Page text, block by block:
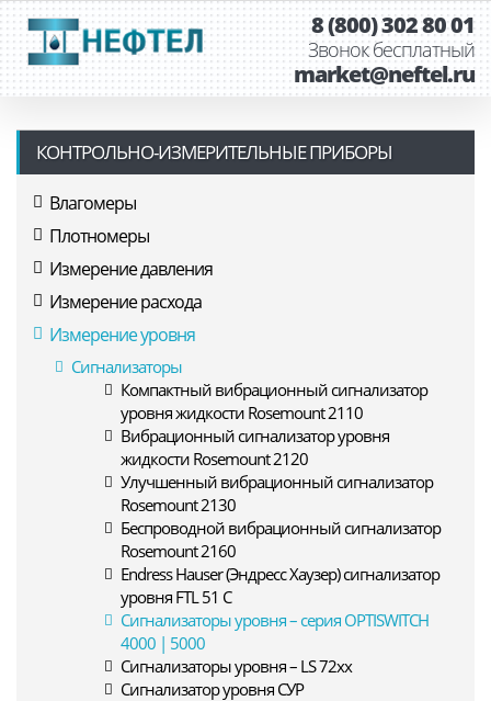
8 (800) 302 80 01
Звонок бесплатный
market@neftel.ru
КОНТРОЛЬНО-ИЗМЕРИТЕЛЬНЫЕ ПРИБОРЫ
Влагомеры
Плотномеры
Измерение давления
Измерение расхода
Измерение уровня
Сигнализаторы
Компактный вибрационный сигнализатор
уровня жидкости Rosemount 2110
Вибрационный сигнализатор уровня
жидкости Rosemount 2120
Улучшенный вибрационный сигнализатор
Rosemount 2130
Беспроводной вибрационный сигнализатор
Rosemount 2160
Endress Hauser (Эндресс Хаузер) сигнализатор
уровня FTL 51 C
Сигнализаторы уровня – серия OPTISWITCH
4000 | 5000
Сигнализаторы уровня – LS 72xx
Сигнализатор уровня СУР